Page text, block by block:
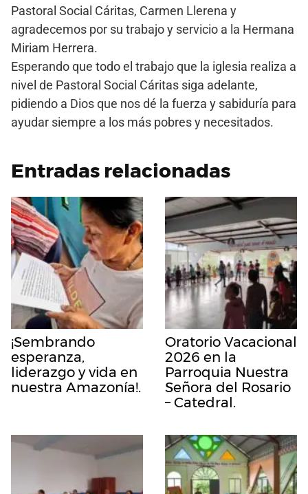
Pastoral Social Cáritas, Carmen Llerena y
agradecemos por su trabajo y servicio a la Hermana
Miriam Herrera.
Esperando que todo el trabajo que la iglesia realiza a
nivel de Pastoral Social Cáritas siga adelante,
pidiendo a Dios que nos dé la fuerza y sabiduría para
ayudar siempre a los más pobres y necesitados.
Entradas relacionadas
¡Sembrando
esperanza,
liderazgo y vida en
nuestra Amazonía!.
Oratorio Vacacional
2026 en la
Parroquia Nuestra
Señora del Rosario
– Catedral.